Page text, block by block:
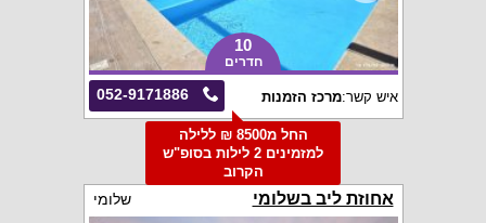
10
חדרים
052-9171886 איש קשר:מרכז הזמנות
החל מ8500 ₪ ללילה
למזמינים 2 לילות בסופ"ש
הקרוב
אחוזת ליב בשלומי שלומי